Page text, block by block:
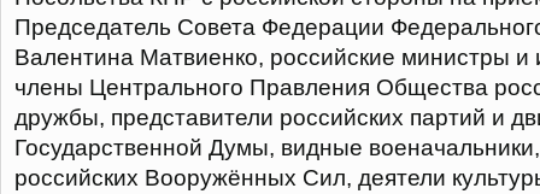
Председатель Совета Федерации
Валентина Матвиенко, российские министры и
члены Центрального Правления Общества
дружбы, представители российских партий и
Государственной Думы, видные
российских Вооружённых Сил, деятели